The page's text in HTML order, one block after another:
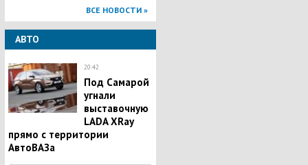
ВСЕ НОВОСТИ »
АВТО
20:42
Под Самарой
угнали
выставочную
LADA XRay
прямо с территории
АвтоВАЗа